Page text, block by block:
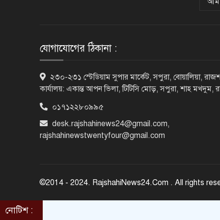
যোগাযোগের ঠিকানা :
২৩০-২৩১ স্টেডিয়াম সুপার মার্কেট, সপুরা, বোয়ালিয়া,
কার্যালয়: একান্ত আপন ভিলা, টিটিসি মোড়, সপুরা, শাহ মখদুম,
০১৭১২২৮০৯৯৫
desk.rajshahinews24@gmail.com,
rajshahinewstwentyfour@gmail.com
©2014 - 2024. RajshahiNews24.Com . All rights
নোটিশ :